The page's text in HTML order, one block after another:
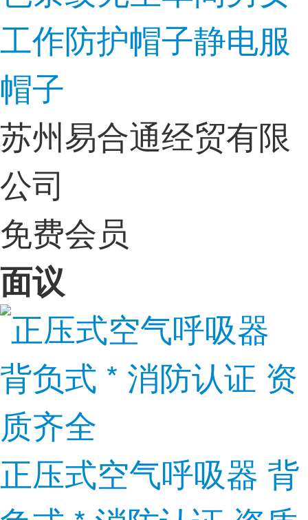
工作防护帽子静电服
帽子
苏州易合通经贸有限
公司
免费会员
面议
正压式空气呼吸器 背